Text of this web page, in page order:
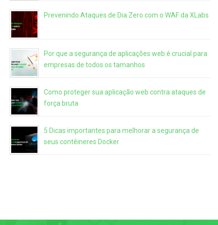
Prevenindo Ataques de Dia Zero com o WAF da XLabs
Por que a segurança de aplicações web é crucial para
empresas de todos os tamanhos
Como proteger sua aplicação web contra ataques de
força bruta
5 Dicas importantes para melhorar a segurança de
seus contêineres Docker